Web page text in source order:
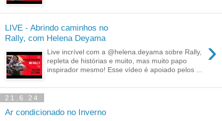
LIVE - Abrindo caminhos no
Rally, com Helena Deyama
›
Live incrível com a @helena.deyama sobre Rally,
repleta de histórias e muito, mas muito papo
inspirador mesmo! Esse vídeo é apoiado pelos ...
21.6.24
Ar condicionado no Inverno